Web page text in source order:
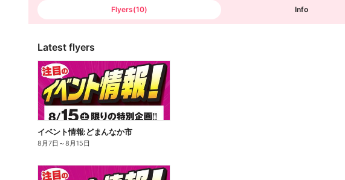
Flyers(10) Info
Latest flyers
イベント情報:どまんなか市
8月7日 ～8月15日